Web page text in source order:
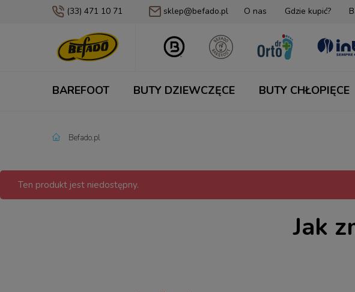
(33) 471 10 71 sklep@befado.pl O nas Gdzie kupić?
BAREFOOT BUTY DZIEWCZĘCE BUTY CHŁOPIĘCE
Befado.pl
Ten produkt jest niedostępny.
Jak